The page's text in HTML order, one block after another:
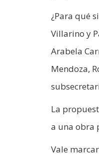
¿Para qué
Villarino y
Arabela
Mendoza,
La
a una obra
Vale